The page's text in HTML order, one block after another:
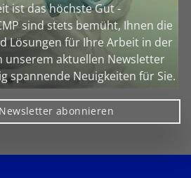
ist das höchste Gut -
sind stets bemüht, Ihnen die
Lösungen für Ihre Arbeit in der
unserem aktuellen Newsletter
spannende Neuigkeiten für Sie.
abonnieren